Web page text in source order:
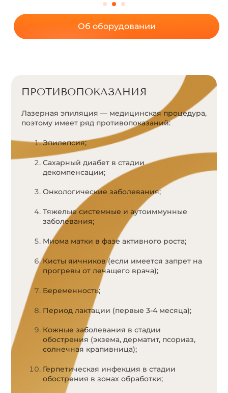
Об оборудовании
ПРОТИВОПОКАЗАНИЯ
Лазерная эпиляция — медицинская процедура,
поэтому имеет ряд противопоказаний:
Эпилепсия;
Сахарный диабет в стадии
декомпенсации;
Онкологические заболевания;
Тяжелые системные и аутоиммунные
заболевания;
Миома матки в фазе активного роста;
Кисты яичников (если имеется запрет на
прогревы от лечащего врача);
Беременность;
Период лактации (первые 3-4 месяца);
Кожные заболевания в стадии
обострения (экзема, дерматит, псориаз,
солнечная крапивница);
Герпетическая инфекция в стадии
обострения в зонах обработки;